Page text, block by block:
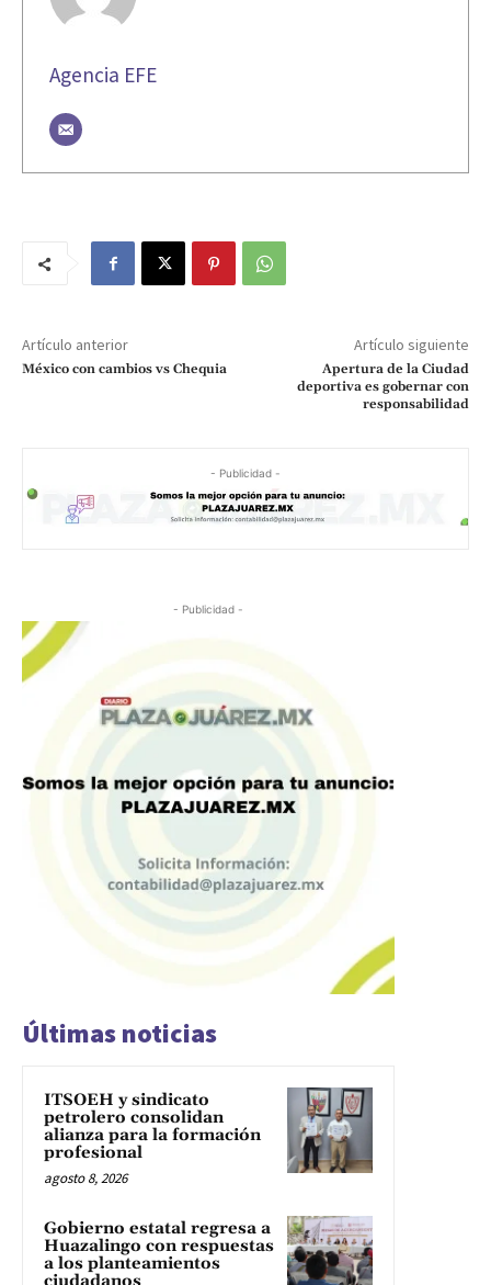
Agencia EFE
Artículo anterior
México con cambios vs Chequia
Artículo siguiente
Apertura de la Ciudad
deportiva es gobernar con
responsabilidad
- Publicidad -
- Publicidad -
Últimas noticias
ITSOEH y sindicato
petrolero consolidan
alianza para la formación
profesional
agosto 8, 2026
Gobierno estatal regresa a
Huazalingo con respuestas
a los planteamientos
ciudadanos